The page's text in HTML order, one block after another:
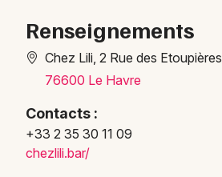
Concerts en Normandie
Newsletter des sorties
Renseignements
Chez Lili, 2 Rue des Etoupières
76600 Le Havre
Contacts :
+33 2 35 30 11 09
chezlili.bar/